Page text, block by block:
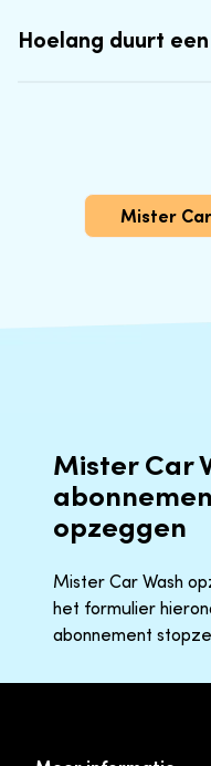
Hoelang duurt
Mister
Mister Car
opzeggen
Mister Car Wash
het formulier
abonnement